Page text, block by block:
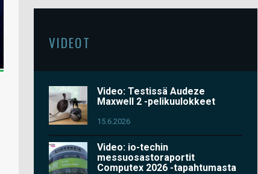
VIDEOT
Video: Testissä Audeze
Maxwell 2 -pelikuulokkeet
15.6.2026
Video: io-techin
messuosastoraportit
Computex 2026 -tapahtumasta